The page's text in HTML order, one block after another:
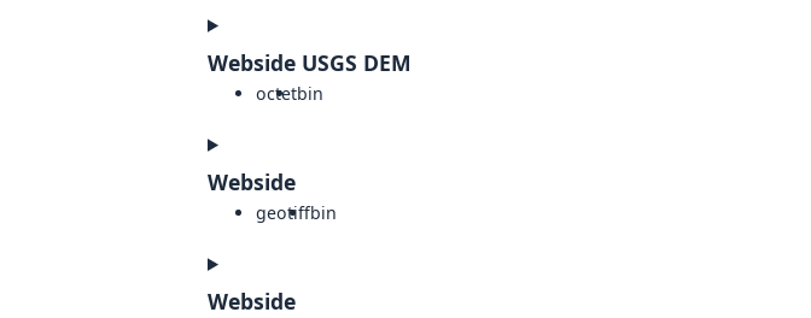
Webside USGS DEM
octetbin
Webside
geotiffbin
Webside